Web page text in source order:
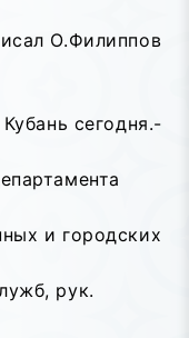
О.Филиппов
сегодня.-
и городских
рук.